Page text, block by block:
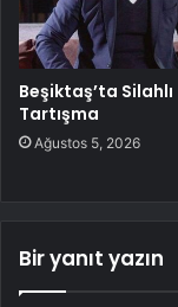
Beşiktaş’ta Silahlı
Tartışma
Ağustos 5, 2026
Bir yanıt yazın